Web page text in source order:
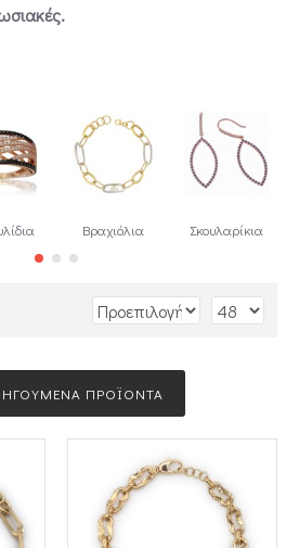
Βραχιόλια Σκουλαρίκια
ΠΡΟΪΟΝΤΑ